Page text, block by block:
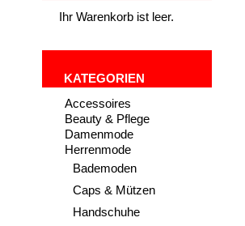
Ihr Warenkorb ist leer.
KATEGORIEN
Accessoires
Beauty & Pflege
Damenmode
Herrenmode
Bademoden
Caps & Mützen
Handschuhe